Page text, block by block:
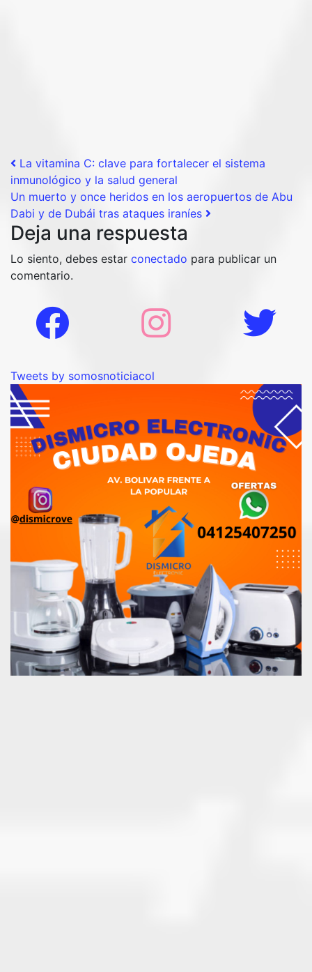
Post navigation
La vitamina C: clave para fortalecer el sistema
inmunológico y la salud general
Un muerto y once heridos en los aeropuertos de Abu
Dabi y de Dubái tras ataques iraníes
Deja una respuesta
Lo siento, debes estar conectado para publicar un
comentario.
Tweets by somosnoticiacol